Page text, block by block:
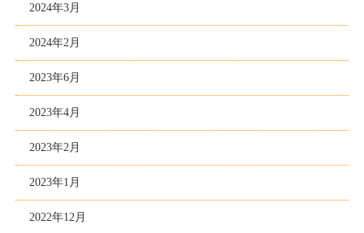
2024年3月
2024年2月
2023年6月
2023年4月
2023年2月
2023年1月
2022年12月